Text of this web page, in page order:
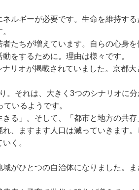
ルギーが必要です。生命を維持す
たちが増えています。自らの心身
をするために。理由は様々です。
リオが掲載されていました。京都
。それは、大きく3つのシナリオに
いるようです。
る」。そして、「都市と地方の共存
、ますます人口は減っていきます
く。
がひとつの自治体になりました。